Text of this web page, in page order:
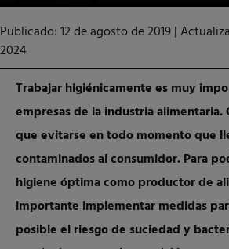
Publicado: 12 de agosto de 2019|
2024
Trabajar higiénicamente es muy
empresas de la industria
que evitarse en todo momento que
contaminados al consumidor. Para
higiene óptima como productor de
importante implementar medidas
posible el riesgo de suciedad y